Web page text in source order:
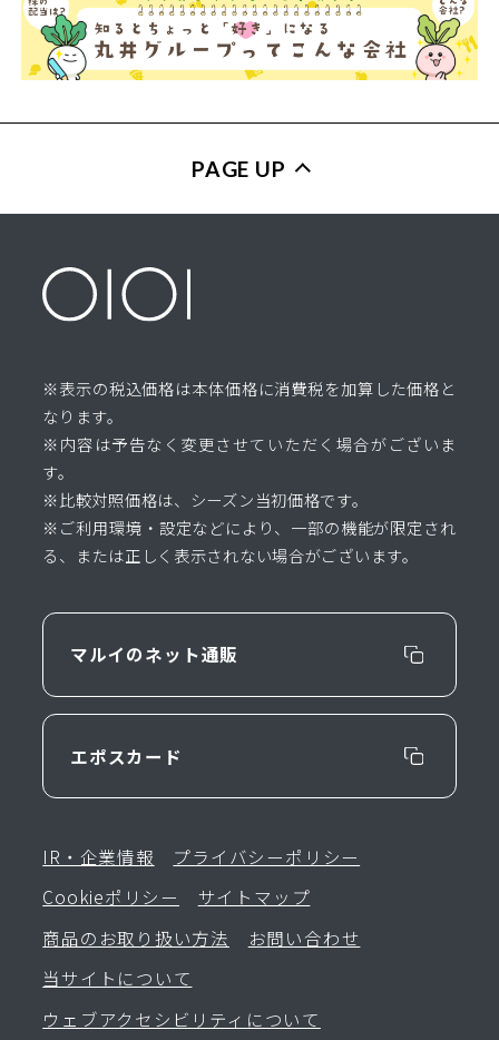
PAGE UP
※表示の税込価格は本体価格に消費税を加算した価格と
なります。
※内容は予告なく変更させていただく場合がございま
す。
※比較対照価格は、シーズン当初価格です。
※ご利用環境・設定などにより、一部の機能が限定され
る、または正しく表示されない場合がございます。
マルイのネット通販
エポスカード
IR・企業情報
プライバシーポリシー
Cookieポリシー
サイトマップ
商品のお取り扱い方法
お問い合わせ
当サイトについて
ウェブアクセシビリティについて